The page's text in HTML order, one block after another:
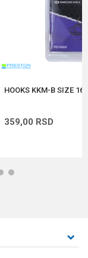
HOOKS KKM-B SIZE 16
359,00 RSD
1112